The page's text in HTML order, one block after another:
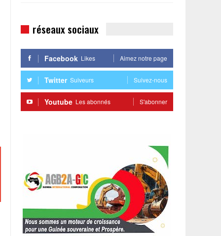
réseaux sociaux
Facebook Likes Aimez notre page
Twitter Suiveurs Suivez-nous
Youtube Les abonnés S'abonner